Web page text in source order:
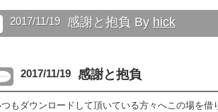
2017/11/19 感謝と抱負 By hick
2017/11/19 感謝と抱負
つもダウンロードして頂いている方々へこの場を借